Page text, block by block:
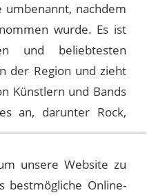
umbenannt, nachdem
wurde. Es ist
und beliebtesten
der Region und zieht
Künstlern und Bands
an, darunter Rock,
PERFORMING
unsere Website zu
bestmögliche Online-